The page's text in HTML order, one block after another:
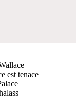
est tenace